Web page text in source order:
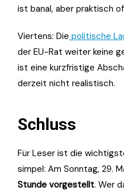
ist banal, aber praktisch
Viertens: Die politische
der EU-Rat weiter keine
ist eine kurzfristige
derzeit nicht realistisch.
Schluss
Für Leser ist die
simpel: Am Sonntag, 29.
Stunde vorgestellt. Wer